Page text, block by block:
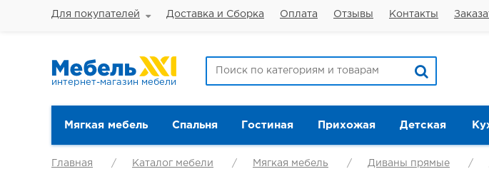
Для покупателей Доставка и Сборка Оплата Отзывы Контакты
интернет-магазин мебели
Мягкая мебель Спальня Гостиная Прихожая Детская
Главная Каталог мебели Мягкая мебель Диваны прямые